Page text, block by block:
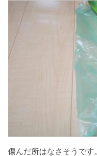
傷んだ所はなさそうです